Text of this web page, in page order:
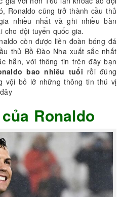
Ronaldo cũng trở thành cầu thủ
nhiều nhất và ghi nhiều bàn
cho đội tuyển quốc gia.
còn được liên đoàn bóng đá
thủ Bồ Đào Nha xuất sắc nhất
hẳn, với thông tin trên đây bạn
bao nhiêu tuổi rồi đúng
vội bỏ lỡ những thông tin thú vị
Ronaldo